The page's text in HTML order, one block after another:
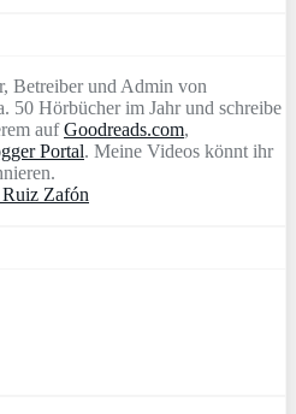
Betreiber und Admin von
50 Hörbücher im Jahr und schreibe
aufGoodreads.com,
Portal. Meine Videos könnt ihr
Zafón